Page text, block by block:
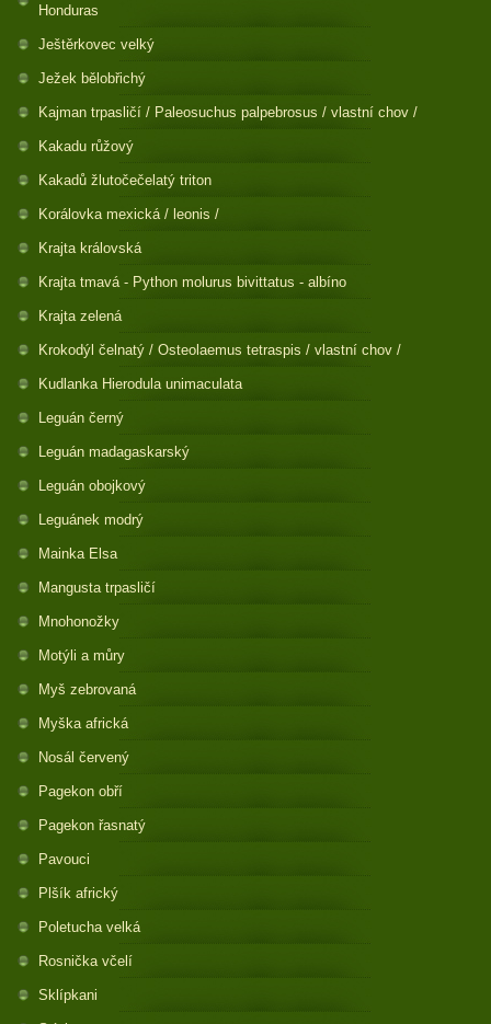
Honduras
Ještěrkovec velký
Ježek bělobřichý
Kajman trpasličí / Paleosuchus palpebrosus / vlastní chov /
Kakadu růžový
Kakadů žlutočečelatý triton
Korálovka mexická / leonis /
Krajta královská
Krajta tmavá - Python molurus bivittatus - albíno
Krajta zelená
Krokodýl čelnatý / Osteolaemus tetraspis / vlastní chov /
Kudlanka Hierodula unimaculata
Leguán černý
Leguán madagaskarský
Leguán obojkový
Leguánek modrý
Mainka Elsa
Mangusta trpasličí
Mnohonožky
Motýli a můry
Myš zebrovaná
Myška africká
Nosál červený
Pagekon obří
Pagekon řasnatý
Pavouci
Plšík africký
Poletucha velká
Rosnička včelí
Sklípkani